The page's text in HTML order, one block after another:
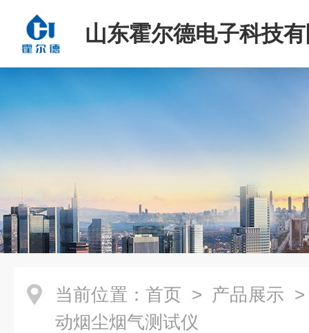
山东霍尔德电子科技
当前位置： 首页 > 产品展示
动烟尘烟气测试仪